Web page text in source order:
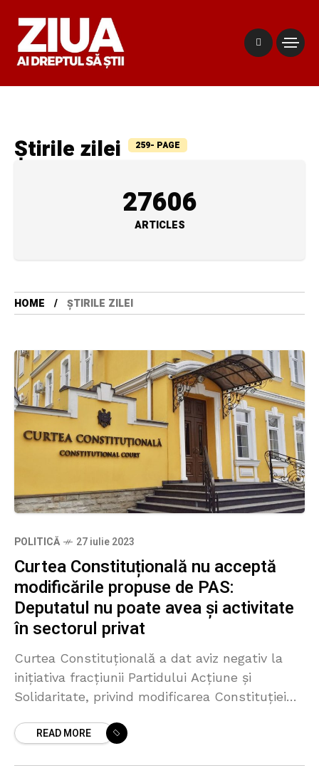
Știrile zilei 259- PAGE
27606
ARTICLES
HOME ȘTIRILE ZILEI
POLITICĂ 27 iulie 2023
Curtea Constituțională nu acceptă
modificările propuse de PAS:
Deputatul nu poate avea și activitate
în sectorul privat
Curtea Constituțională a dat aviz negativ la
inițiativa fracțiunii Partidului Acțiune și
Solidaritate, privind modificarea Constituției
aibă, în paralel cu mandatul de deputat,
READ MORE